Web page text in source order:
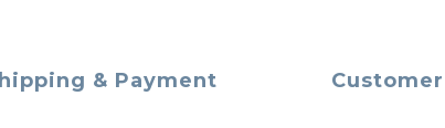
& Payment